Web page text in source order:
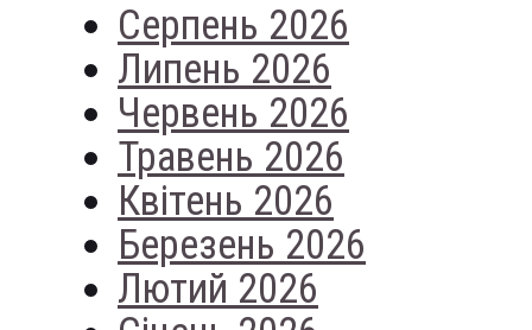
Серпень 2026
Липень 2026
Червень 2026
Травень 2026
Квітень 2026
Березень 2026
Лютий 2026